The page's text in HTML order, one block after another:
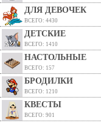
ДЛЯ ДЕВОЧЕК
ВСЕГО: 4430
ДЕТСКИЕ
ВСЕГО: 1410
НАСТОЛЬНЫЕ
ВСЕГО: 157
БРОДИЛКИ
ВСЕГО: 1210
КВЕСТЫ
ВСЕГО: 901